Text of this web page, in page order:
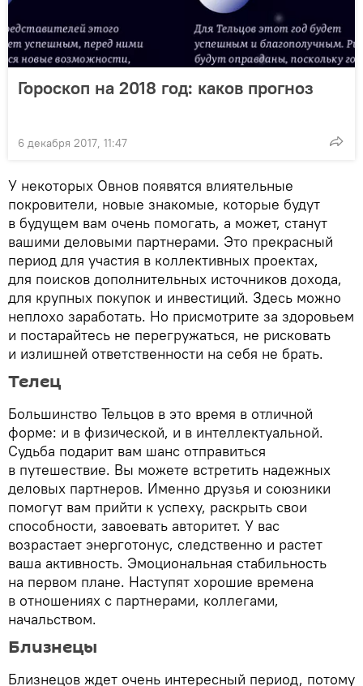
Гороскоп на 2018 год: каков прогноз
6 декабря 2017, 11:47
У некоторых Овнов появятся влиятельные
покровители, новые знакомые, которые будут
в будущем вам очень помогать, а может, станут
вашими деловыми партнерами. Это прекрасный
период для участия в коллективных проектах,
для поисков дополнительных источников дохода,
для крупных покупок и инвестиций. Здесь можно
неплохо заработать. Но присмотрите за здоровьем
и постарайтесь не перегружаться, не рисковать
и излишней ответственности на себя не брать.
Телец
Большинство Тельцов в это время в отличной
форме: и в физической, и в интеллектуальной.
Судьба подарит вам шанс отправиться
в путешествие. Вы можете встретить надежных
деловых партнеров. Именно друзья и союзники
помогут вам прийти к успеху, раскрыть свои
способности, завоевать авторитет. У вас
возрастает энерготонус, следственно и растет
ваша активность. Эмоциональная стабильность
на первом плане. Наступят хорошие времена
в отношениях с партнерами, коллегами,
начальством.
Близнецы
Близнецов ждет очень интересный период, потому